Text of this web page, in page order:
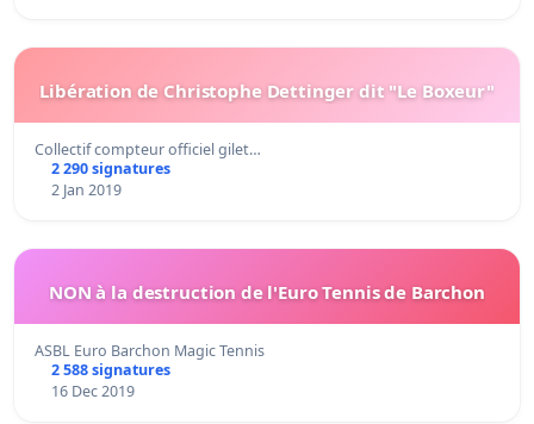
Libération de Christophe Dettinger dit "Le Boxeur"
Collectif compteur officiel gilet…
2 290 signatures
2 Jan 2019
NON à la destruction de l'Euro Tennis de Barchon
ASBL Euro Barchon Magic Tennis
2 588 signatures
16 Dec 2019